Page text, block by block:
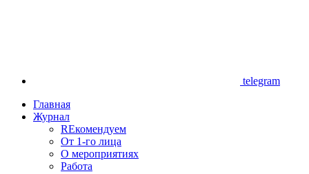
telegram
Главная
Журнал
REкомендуем
От 1-го лица
О мероприятиях
Работа